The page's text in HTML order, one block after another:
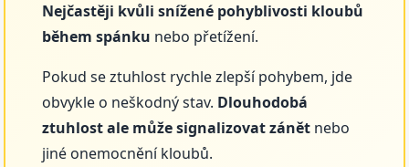
Nejčastěji kvůli snížené pohyblivosti kloubů
během spánku nebo přetížení.
Pokud se ztuhlost rychle zlepší pohybem, jde
obvykle o neškodný stav. Dlouhodobá
ztuhlost ale může signalizovat zánět nebo
jiné onemocnění kloubů.